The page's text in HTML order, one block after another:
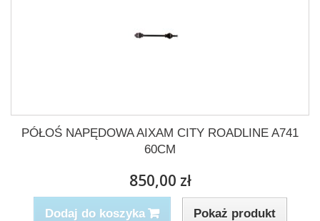
PÓŁOŚ NAPĘDOWA AIXAM CITY ROADLINE A741
60CM
850,00 zł
Dodaj do koszyka Pokaż produkt